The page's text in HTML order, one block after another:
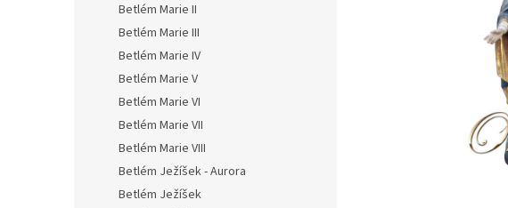
Betlém Marie II
Betlém Marie III
Betlém Marie IV
Betlém Marie V
Betlém Marie VI
Betlém Marie VII
Betlém Marie VIII
Betlém Ježíšek - Aurora
Betlém Ježíšek